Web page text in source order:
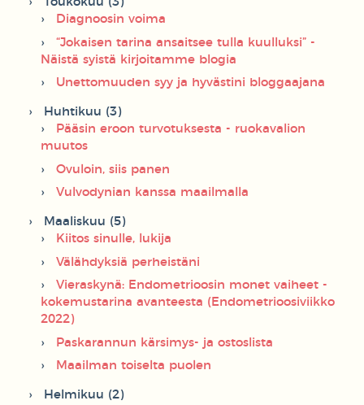
Diagnoosin voima
“Jokaisen tarina ansaitsee tulla kuulluksi” -
Näistä syistä kirjoitamme blogia
Unettomuuden syy ja hyvästini bloggaajana
Huhtikuu (3)
Pääsin eroon turvotuksesta - ruokavalion
muutos
Ovuloin, siis panen
Vulvodynian kanssa maailmalla
Maaliskuu (5)
Kiitos sinulle, lukija
Välähdyksiä perheistäni
Vieraskynä: Endometrioosin monet vaiheet -
kokemustarina avanteesta (Endometrioosiviikko
2022)
Paskarannun kärsimys- ja ostoslista
Maailman toiselta puolen
Helmikuu (2)